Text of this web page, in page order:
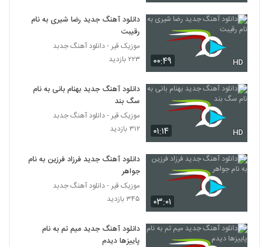
۰۰:۴۹ HD
دانلود آهنگ جدید رضا شیری به نام
رقیبت
موزیک قیر - دانلود آهنگ جدبد
۲۲۳ بازدید
۰۱:۱۴ HD
دانلود آهنگ جدید بهنام بانی به نام
سگ بند
موزیک قیر - دانلود آهنگ جدبد
۳۱۲ بازدید
۰۳:۰۱
دانلود آهنگ جدید فرزاد فرزین به نام
جواهر
موزیک قیر - دانلود آهنگ جدبد
۳۴۵ بازدید
دانلود آهنگ جدید میم تم به نام
پاییزها دیدم